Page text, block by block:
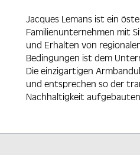
Jacques Lemans ist ein
Familienunternehmen mit
und Erhalten von
Bedingungen ist dem
Die einzigartigen
und entsprechen so der
Nachhaltigkeit